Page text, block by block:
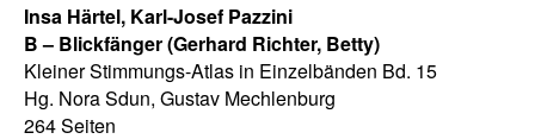
Insa Härtel, Karl-Josef Pazzini
B – Blickfänger (Gerhard Richter, Betty)
Kleiner Stimmungs-Atlas in Einzelbänden Bd. 15
Hg. Nora Sdun, Gustav Mechlenburg
264 Seiten